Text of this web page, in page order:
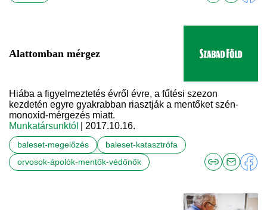
Alattomban mérgez
Hiába a figyelmeztetés évről évre, a fűtési szezon
kezdetén egyre gyakrabban riasztják a mentőket szén-
monoxid-mérgezés miatt.
Munkatársunktól
| 2017.10.16.
baleset-megelőzés
baleset-katasztrófa
orvosok-ápolók-mentők-védőnők